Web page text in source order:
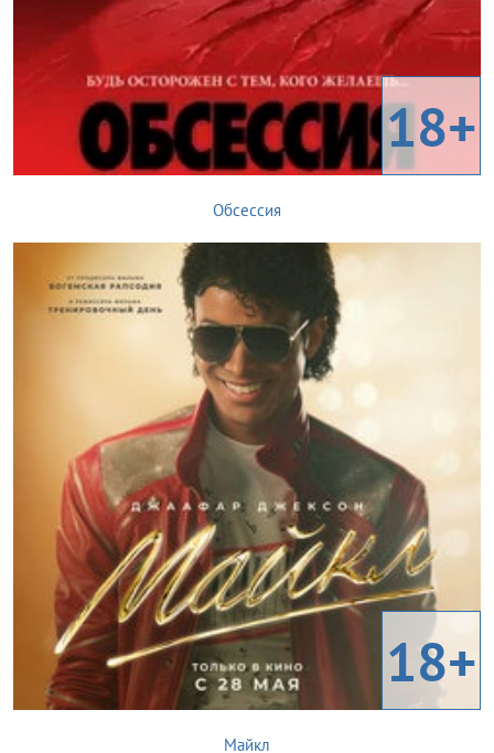
18+
Обсессия
18+
Майкл